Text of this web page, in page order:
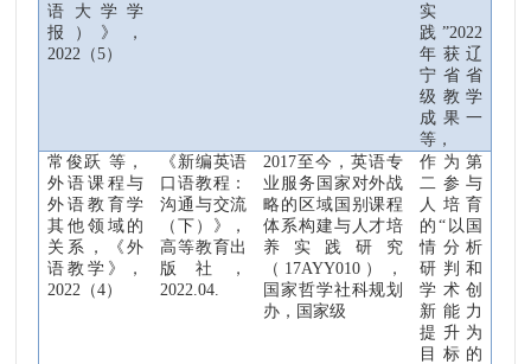
语大学学
报）》，
2022 （5）
实
践”2022
年获辽
宁省省
级教学
成果一
等，
常俊跃 等，
外语课程与
外语教育学
其他领域的
关系，《外
语教学》，
2022 （4）
《新编英语
口语教程 ：
沟通与交流
（下 ） 》
，
高等教育出
版社
，
2022.04.
2017至今 ，英语专
业服务国家对外战
略的区域国别课程
体系构建与人才培
养实践研究
（ 17AYY010 ）
，
国家哲学社科规划
办，国家级
作为第
二参与
人培育
的“以国
情分析
研 判和
学术创
新能力
提升为
目标的